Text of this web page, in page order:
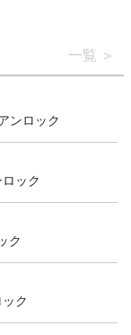
一覧
ンロック
ック
ク
ク